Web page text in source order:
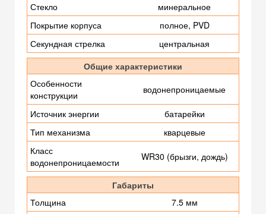
Стекло
минеральное
Покрытие корпуса
полное, PVD
Секундная стрелка
центральная
Общие характеристики
Особенности
конструкции
водонепроницаемые
Источник энергии
батарейки
Тип механизма
кварцевые
Класс
водонепроницаемости
WR30 (брызги, дождь)
Габариты
Толщина
7.5 мм